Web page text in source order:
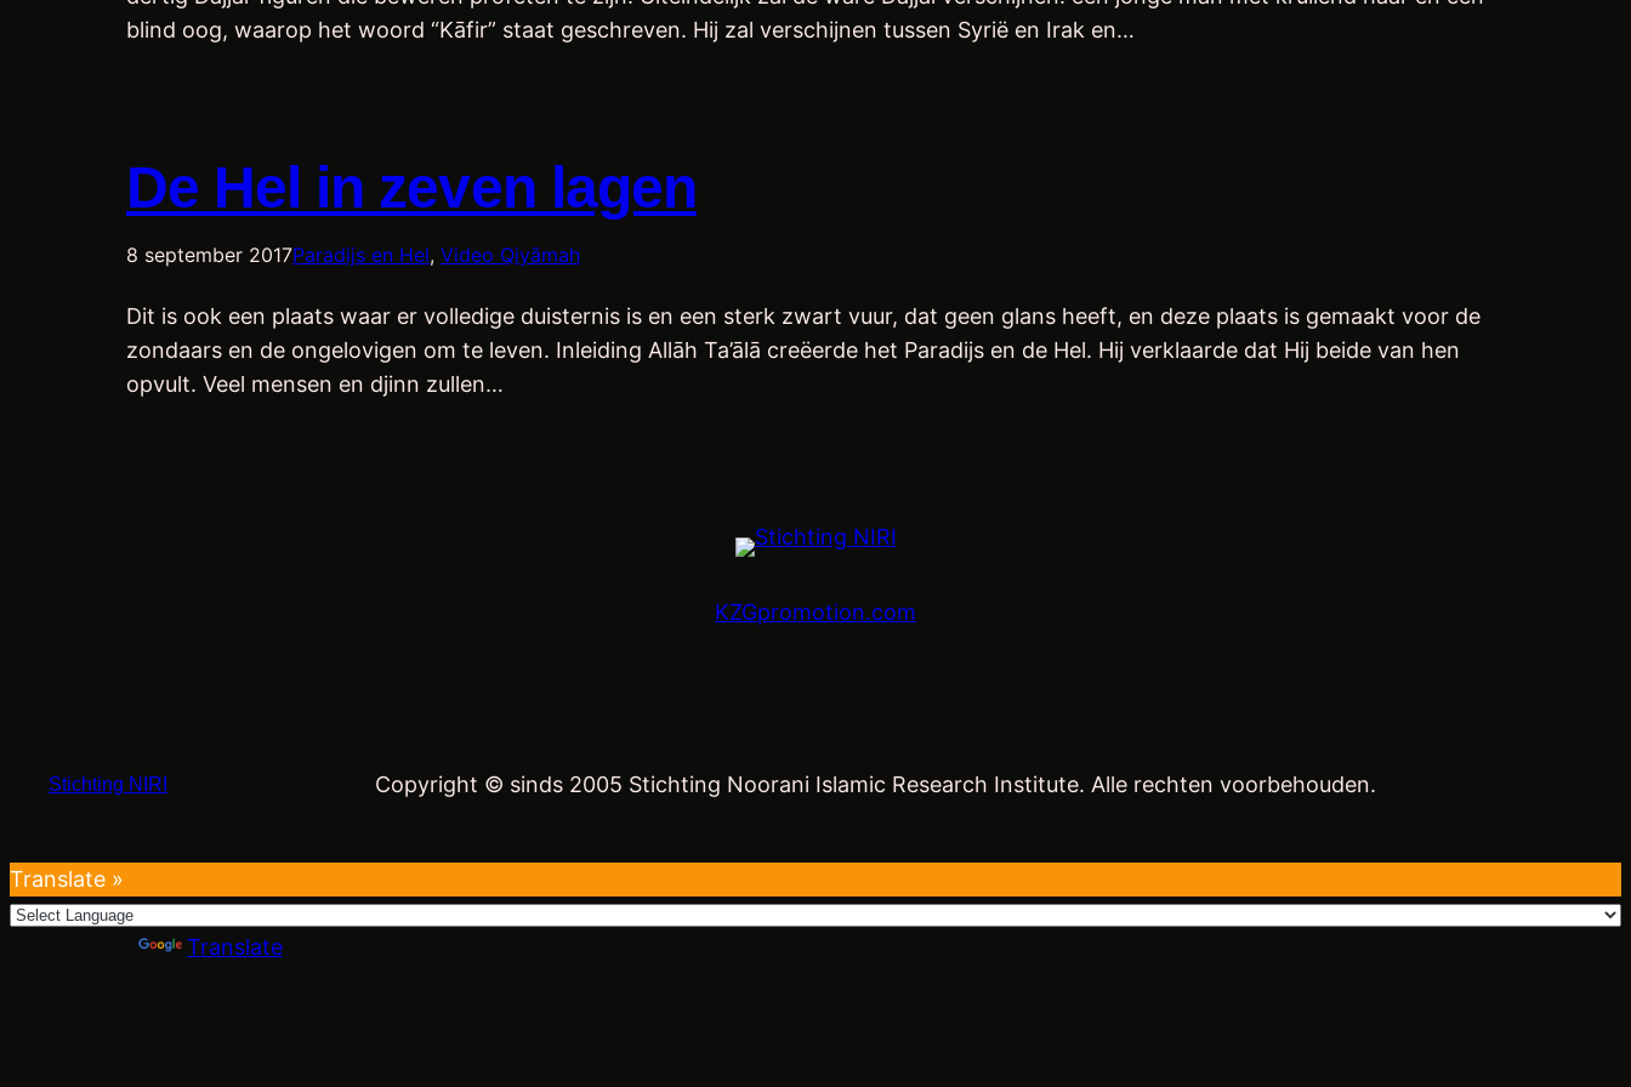
blind oog, waarop het woord “Kāfir” staat geschreven. Hij zal verschijnen tussen Syrië en Irak en…
De Hel in zeven lagen
8 september 2017Paradijs en Hel, Video Qiyāmah
Dit is ook een plaats waar er volledige duisternis is en een sterk zwart vuur, dat geen glans heeft, en deze plaats is gemaakt voor de
zondaars en de ongelovigen om te leven. Inleiding Allāh Ta’ālā creëerde het Paradijs en de Hel. Hij verklaarde dat Hij beide van hen
opvult. Veel mensen en djinn zullen…
KZGpromotion.com
Stichting NIRI Copyright © sinds 2005 Stichting Noorani Islamic Research Institute. Alle rechten voorbehouden.
Translate »
Translate